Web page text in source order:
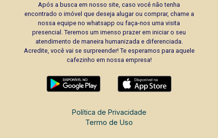
Após a busca em nosso site, caso você não tenha
encontrado o imóvel que deseja alugar ou comprar, chame a
nossa equipe no whatsapp ou faça-nos uma visita
presencial. Teremos um imenso prazer em iniciar o seu
atendimento de maneira humanizada e diferenciada.
Acredite, você vai se surpreender! Te esperamos para aquele
cafezinho em nossa empresa!
Política de Privacidade
Termo de Uso